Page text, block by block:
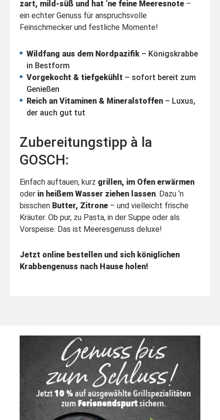
zart, mild-süß und hat ‘ne feine Meeresnote –
ein echter Genuss für anspruchsvolle
Feinschmecker und festliche Momente!
Wildfang aus dem Nordpazifik – Königskrabbe
in Bestform
Vorgekocht & tiefgekühlt – sofort bereit zum
Genießen
Reich an Vitaminen & Mineralstoffen – Luxus,
der auch gut tut
Zubereitungstipp à la
GOSCH:
Einfach auftauen, kurz grillen, im Ofen erwärmen
oder in heißem Wasser ziehen lassen. Dazu ‘n
bisschen Butter, Zitrone – und vielleicht frische
Kräuter. Ob pur, zu Pasta, in der Suppe oder als
Vorspeise: Das ist Meeresgenuss deluxe!
Jetzt online bestellen und sich königlichen
Krabbengenuss nach Hause holen!